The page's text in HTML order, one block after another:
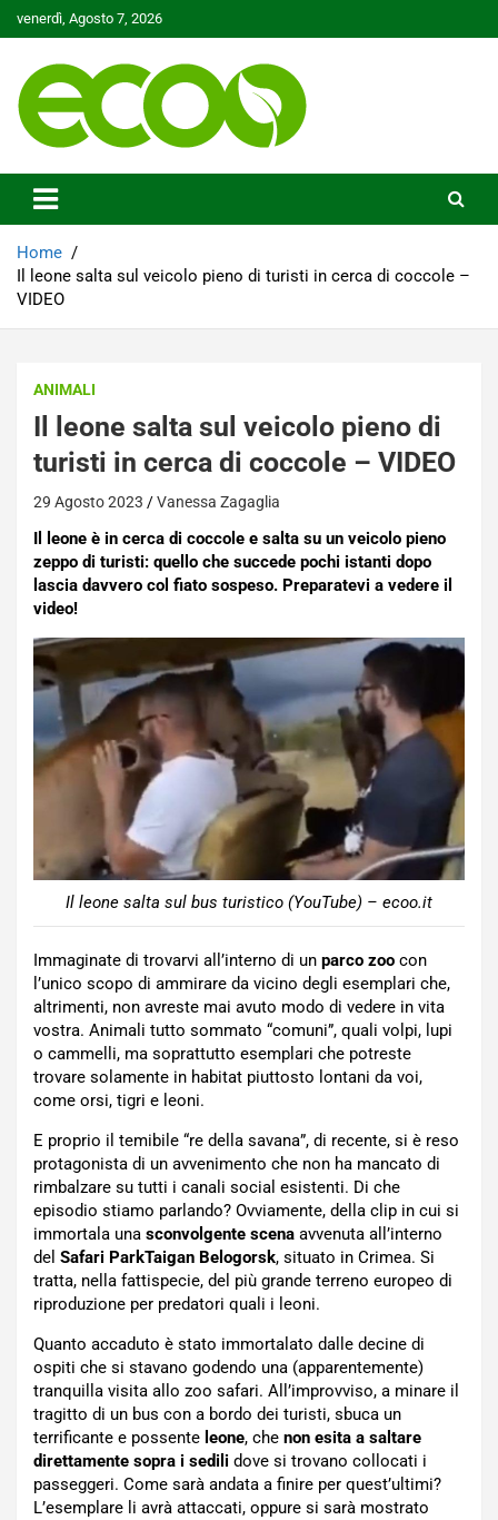
to
venerdì, Agosto 7, 2026
Ecoo.it
Home
Il leone salta sul veicolo pieno di turisti in cerca di coccole –
VIDEO
ANIMALI
Il leone salta sul veicolo pieno di
turisti in cerca di coccole – VIDEO
29 Agosto 2023 Vanessa Zagaglia
Il leone è in cerca di coccole e salta su un veicolo pieno
zeppo di turisti: quello che succede pochi istanti dopo
lascia davvero col fiato sospeso. Preparatevi a vedere il
video!
Il leone salta sul bus turistico (YouTube) – ecoo.it
Immaginate di trovarvi all’interno di un parco zoo con
l’unico scopo di ammirare da vicino degli esemplari che,
altrimenti, non avreste mai avuto modo di vedere in vita
vostra. Animali tutto sommato “comuni”, quali volpi, lupi
o cammelli, ma soprattutto esemplari che potreste
trovare solamente in habitat piuttosto lontani da voi,
come orsi, tigri e leoni.
E proprio il temibile “re della savana”, di recente, si è reso
protagonista di un avvenimento che non ha mancato di
rimbalzare su tutti i canali social esistenti. Di che
episodio stiamo parlando? Ovviamente, della clip in cui si
immortala una sconvolgente scena avvenuta all’interno
del Safari ParkTaigan Belogorsk, situato in Crimea. Si
tratta, nella fattispecie, del più grande terreno europeo di
riproduzione per predatori quali i leoni.
Quanto accaduto è stato immortalato dalle decine di
ospiti che si stavano godendo una (apparentemente)
tranquilla visita allo zoo safari. All’improvviso, a minare il
tragitto di un bus con a bordo dei turisti, sbuca un
terrificante e possente leone, che non esita a saltare
direttamente sopra i sedili dove si trovano collocati i
passeggeri. Come sarà andata a finire per quest’ultimi?
L’esemplare li avrà attaccati, oppure si sarà mostrato